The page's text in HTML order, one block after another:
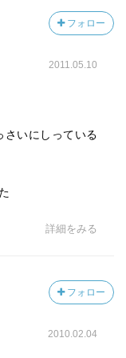
フォロー
2011.05.10
さいにしっている
詳細をみる
フォロー
2010.02.04